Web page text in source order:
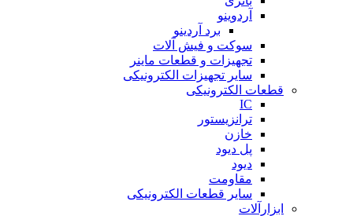
آردوینو
برد آردینو
سوکت و فیش آلات
تجهیزات و قطعات ماینر
سایر تجهیزات الکترونیکی
قطعات الکترونیکی
IC
ترانزیستور
خازن
پل دیود
دیود
مقاومت
سایر قطعات الکترونیکی
ابزارآلات